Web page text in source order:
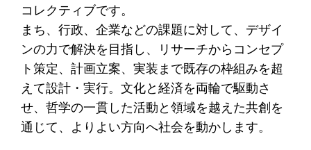
コレクティブです。
まち、行政、企業などの課題に対して、デザイ
ンの力で解決を目指し、リサーチからコンセプ
ト策定、計画立案、実装まで既存の枠組みを超
えて設計・実行。文化と経済を両輪で駆動さ
せ、哲学の一貫した活動と領域を越えた共創を
通じて、よりよい方向へ社会を動かします。